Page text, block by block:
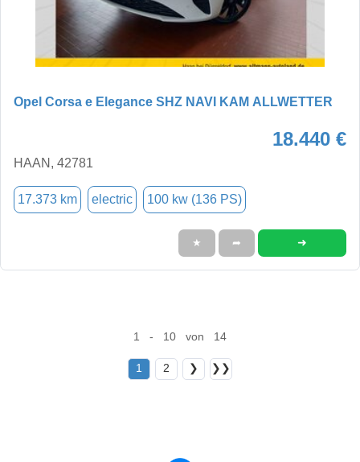
Opel Corsa e Elegance SHZ NAVI KAM ALLWETTER
18.440 €
HAAN, 42781
17.373 km electric 100 kw (136 PS)
★ ➦ ➜
1 - 10 von 14
1 2 ❯ ❯❯